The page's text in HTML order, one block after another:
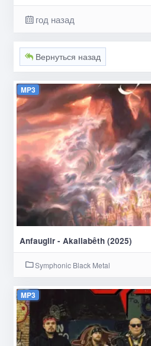
год назад
Вернуться назад
MP3
Anfauglir - Akallabêth (2025)
Symphonic Black Metal
MP3